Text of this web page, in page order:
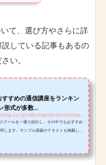
て、選び方やさらに詳
している記事もあるの
い。
すめの通信講座をランキン
形式が多数...
https://www.sikaku-no-iroha.co.jp/information-technology-examination/ipass/correspondence-course-ipass
クールを一通り紹介し、その中でもおすすめ
します。サンプル講義やテキストも掲載して